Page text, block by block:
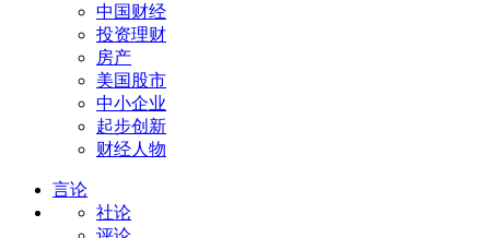
中国财经
投资理财
房产
美国股市
中小企业
起步创新
财经人物
言论
社论